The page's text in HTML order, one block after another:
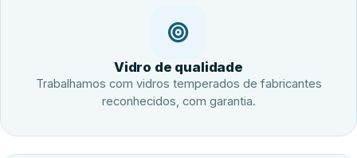
Vidro de qualidade
Trabalhamos com vidros temperados de fabricantes
reconhecidos, com garantia.